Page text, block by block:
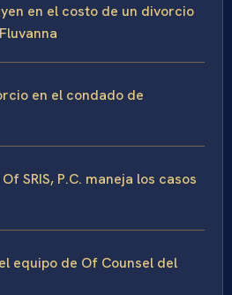
en el costo de un divorcio
en el condado de
SRIS, P.C. maneja los casos
equipo de Of Counsel del